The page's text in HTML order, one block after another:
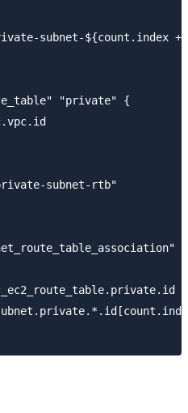
subnet-${count.index +
"private" {
subnet-rtb"